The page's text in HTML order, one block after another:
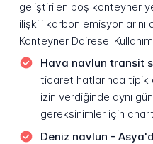
geliştirilen boş konteyner
ilişkili karbon
Konteyner Dairesel
Hava navlun transit
ticaret hatlarında tipik
izin verdiğinde aynı
gereksinimler için
Deniz navlun -